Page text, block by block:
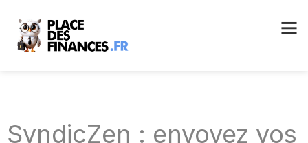
SyndicZen : envoyez vos